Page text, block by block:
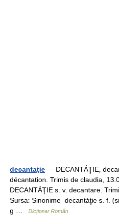
decantaţie — DECANTÁŢIE,
décantation. Trimis de claudia,
DECANTÁŢIE s. v. decantare.
Sursa: Sinonime decantáţie s. f.
g …
Dicționar Român